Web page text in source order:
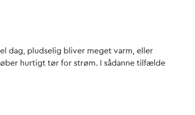
dag, pludselig bliver meget varm, eller
hurtigt tør for strøm. I sådanne tilfælde